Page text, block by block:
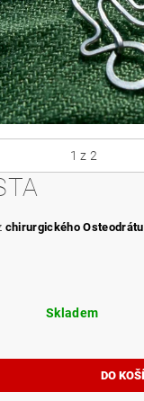
1 z 2
chirurgického Osteodrátu
Skladem